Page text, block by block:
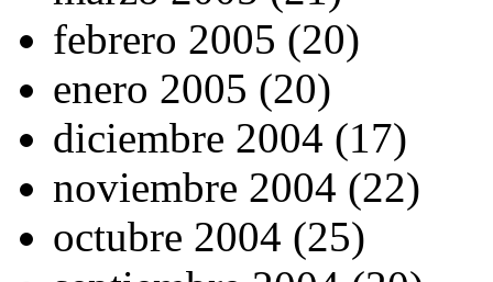
febrero 2005 (20)
enero 2005 (20)
diciembre 2004 (17)
noviembre 2004 (22)
octubre 2004 (25)